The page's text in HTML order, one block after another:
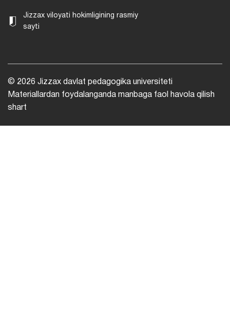
Jizzax viloyati hokimligining rasmiy
sayti
© 2026 Jizzax davlat pedagogika universiteti
Materiallardan foydalanganda manbaga faol havola qilish
shart